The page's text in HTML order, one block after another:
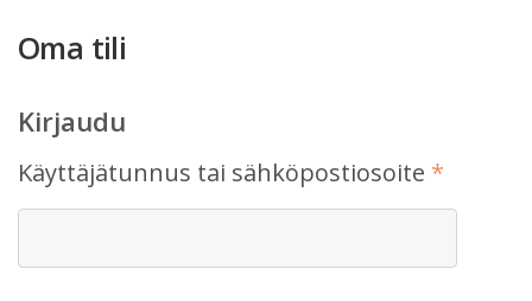
Oma tili
Kirjaudu
Käyttäjätunnus tai sähköpostiosoite *